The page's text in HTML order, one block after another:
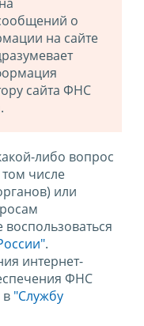
о
на сайте
сайта ФНС
либо вопрос
числе
или
.
интернет-
ФНС
в "Службу